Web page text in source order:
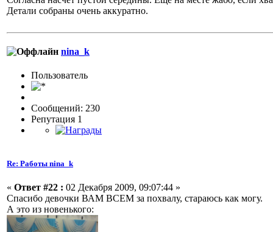
Детали собраны очень аккуратно.
nina_k
Пользовaтeль
Сообщений: 230
Репутация 1
Re: Работы nina_k
« Ответ #22 : 02 Декабря 2009, 09:07:44 »
Спасибо девочки ВАМ ВСЕМ за похвалу, стараюсь как могу.
А это из новенького: